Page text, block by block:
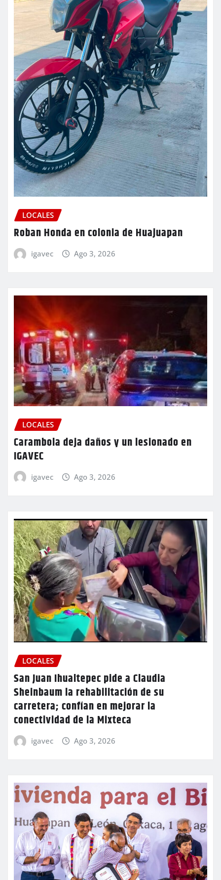
LOCALES
Roban Honda en colonia de Huajuapan
igavec Ago 3, 2026
LOCALES
Carambola deja daños y un lesionado en
IGAVEC
igavec Ago 3, 2026
LOCALES
San Juan Ihualtepec pide a Claudia
Sheinbaum la rehabilitación de su
carretera; confían en mejorar la
conectividad de la Mixteca
igavec Ago 3, 2026